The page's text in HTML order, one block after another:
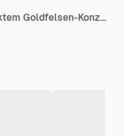
Mockup Gold Stand Display mit abstraktem Goldfelsen-Konzept und Mondhintergrund